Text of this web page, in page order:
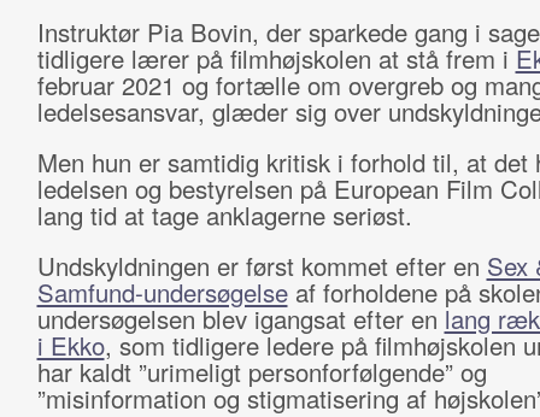
Instruktør Pia Bovin, der sparkede gang i
tidligere lærer på filmhøjskolen at stå frem i
februar 2021 og fortælle om overgreb og
ledelsesansvar, glæder sig over
Men hun er samtidig kritisk i forhold til, at det
ledelsen og bestyrelsen på European Film
lang tid at tage anklagerne seriøst.
Undskyldningen er først kommet efter en Sex
Samfund-undersøgelseaf forholdene på
undersøgelsen blev igangsat efter en lang
i Ekko, som tidligere ledere på filmhøjskolen
har kaldt ”urimeligt personforfølgende” og
”misinformation og stigmatisering af